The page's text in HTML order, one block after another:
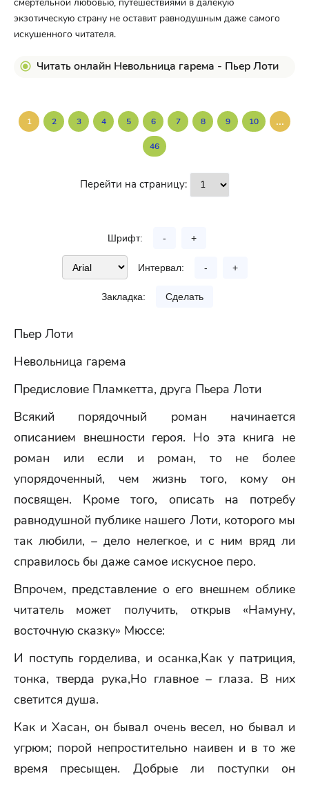
экзотическую страну не оставит равнодушным даже самого
искушенного читателя.
Читать онлайн Невольница гарема - Пьер Лоти
1 2 3 4 5 6 7 8 9 10 ...
46
Перейти на страницу:
Шрифт: - +
Интервал: - +
Закладка: Сделать
Пьер Лоти
Невольница гарема
Предисловие Пламкетта, друга Пьера Лоти
Всякий порядочный роман начинается
описанием внешности героя. Но эта книга не
роман или если и роман, то не более
упорядоченный, чем жизнь того, кому он
посвящен. Кроме того, описать на потребу
равнодушной публике нашего Лоти, которого мы
так любили, – дело нелегкое, и с ним вряд ли
справилось бы даже самое искусное перо.
Впрочем, представление о его внешнем облике
читатель может получить, открыв «Намуну,
восточную сказку» Мюссе:
И поступь горделива, и осанка,Как у патриция,
тонка, тверда рука,Но главное – глаза. В них
светится душа.
Как и Хасан, он бывал очень весел, но бывал и
угрюм; порой непростительно наивен и в то же
время пресыщен. Добрые ли поступки он